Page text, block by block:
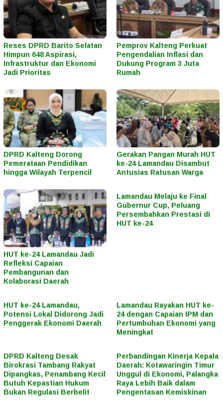
Reses DPRD Barito Selatan
Himpun 648 Aspirasi,
Infrastruktur dan Ekonomi
Jadi Prioritas
Pemprov Kalteng Perkuat
Pengendalian Inflasi dan
Dukung Program 3 Juta
Rumah
DPRD Kalteng Dorong
Pemerataan Pendidikan
hingga Wilayah Terpencil
Gerakan Pangan Murah HUT
ke-24 Lamandau Disambut
Antusias Ratusan Warga
HUT ke-24 Lamandau Jadi
Refleksi Capaian
Pembangunan dan
Kolaborasi Daerah
Lamandau Melaju ke Final
Gubernur Cup, Peluang
Persembahkan Prestasi di
HUT ke-24
HUT ke-24 Lamandau,
Potensi Lokal Didorong Jadi
Penggerak Ekonomi Daerah
Lamandau Rayakan HUT ke-
24 dengan Capaian IPM dan
Pertumbuhan Ekonomi yang
Meningkat
DPRD Kalteng Desak
Birokrasi Tambang Rakyat
Dipangkas, Penambang Kecil
Butuh Kepastian Hukum
Bukan Regulasi Berbelit
Perbandingan Kinerja Kepala
Daerah: Kotawaringin Timur
Unggul di Ekonomi, Palangka
Raya Lebih Baik dalam
Pengentasan Kemiskinan